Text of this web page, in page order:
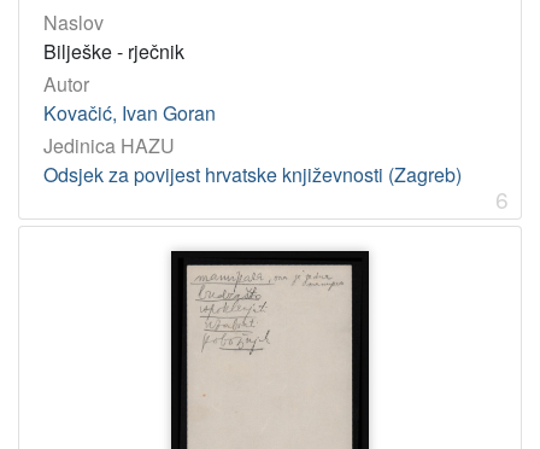
Naslov
Bilješke - rječnik
Autor
Kovačić, Ivan Goran
Jedinica HAZU
Odsjek za povijest hrvatske književnosti (Zagreb)
6